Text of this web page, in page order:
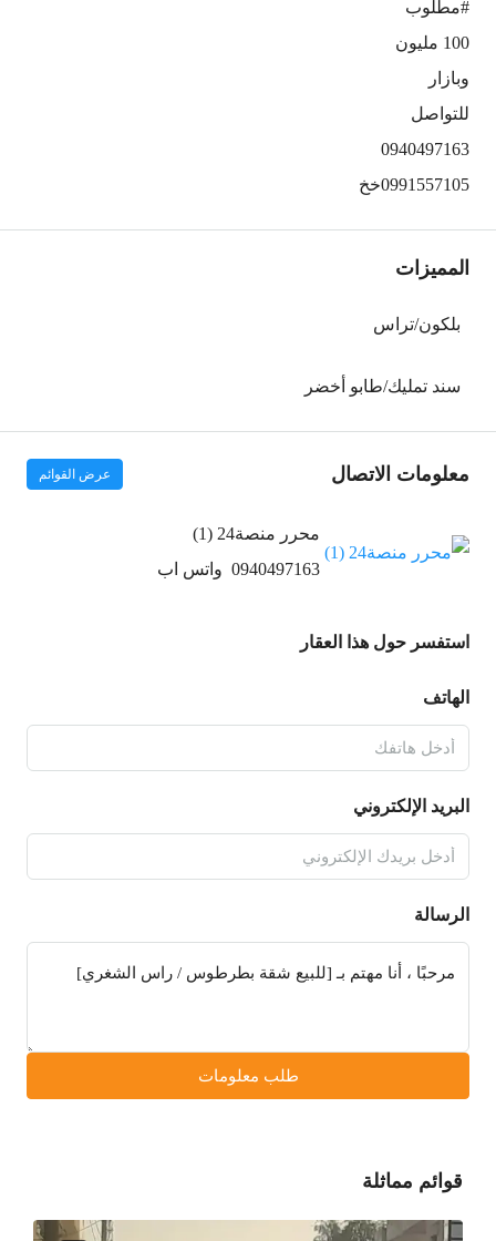
#مطلوب
100 مليون
وبازار
للتواصل
0940497163
0991557105خخ
المميزات
بلكون/تراس
سند تمليك/طابو أخضر
معلومات الاتصال عرض القوائم
محرر منصة24 (1)
0940497163 واتس اب
استفسر حول هذا العقار
الهاتف
البريد الإلكتروني
الرسالة
طلب معلومات
قوائم مماثلة